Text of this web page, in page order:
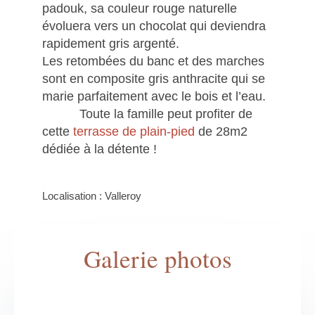
padouk, sa couleur rouge naturelle
évoluera vers un chocolat qui deviendra
rapidement gris argenté.
Les retombées du banc et des marches
sont en composite gris anthracite qui se
marie parfaitement avec le bois et l’eau.
Toute la famille peut profiter de
cetteterrasse de plain-pied de 28m2
dédiée à la détente !
Localisation : Valleroy
Galerie photos